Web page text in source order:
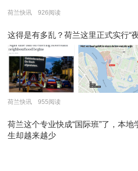
荷兰快讯 926阅读
这得是有多乱？荷兰这里正式实行“
荷兰快讯 955阅读
荷兰这个专业快成“国际班”了，本地
生却越来越少